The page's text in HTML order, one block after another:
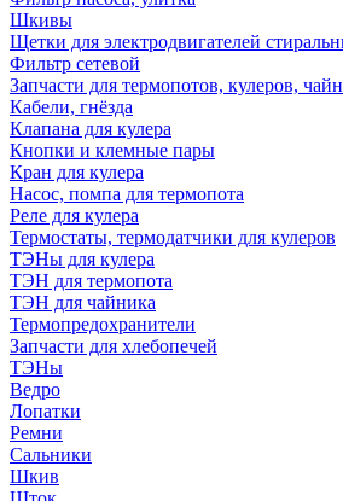
Шкивы
Щетки для электродвигателей
Фильтр сетевой
Запчасти для термопотов, кулеров,
Кабели, гнёзда
Клапана для кулера
Кнопки и клемные пары
Кран для кулера
Насос, помпа для термопота
Реле для кулера
Термостаты, термодатчики для кулеров
ТЭНы для кулера
ТЭН для термопота
ТЭН для чайника
Термопредохранители
Запчасти для хлебопечей
ТЭНы
Ведро
Лопатки
Ремни
Сальники
Шкив